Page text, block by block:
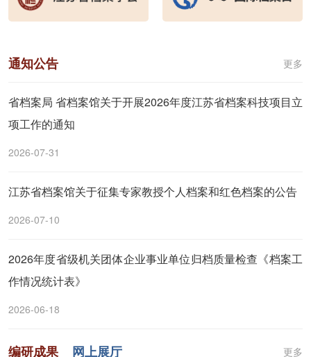
通知公告 更多
省档案局 省档案馆关于开展2026年度江苏省档案科技项目立
项工作的通知
2026-07-31
江苏省档案馆关于征集专家教授个人档案和红色档案的公告
2026-07-10
2026年度省级机关团体企业事业单位归档质量检查《档案工
作情况统计表》
2026-06-18
编研成果 网上展厅 更多